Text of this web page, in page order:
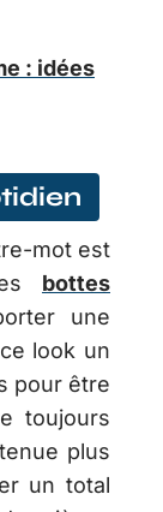
: idées
mot est
bottes
une
look un
pour être
toujours
plus
un total